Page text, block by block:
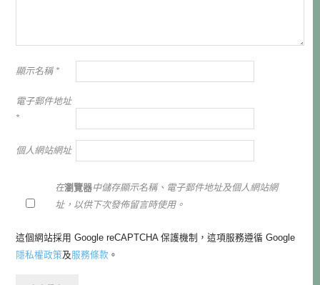
顯示名稱 *
電子郵件地址
*
個人網站網址
在瀏覽器中儲存顯示名稱、電子郵件地址及個人網站網
址，以供下次發佈留言時使用。
這個網站採用 Google reCAPTCHA 保護機制，這項服務遵循 Google
隱私權政策及服務條款 。